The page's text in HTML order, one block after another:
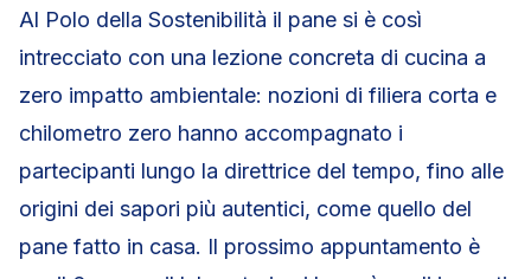
Al Polo della Sostenibilità il pane si è così
intrecciato con una lezione concreta di cucina a
zero impatto ambientale: nozioni di filiera corta e
chilometro zero hanno accompagnato i
partecipanti lungo la direttrice del tempo, fino alle
origini dei sapori più autentici, come quello del
pane fatto in casa. Il prossimo appuntamento è